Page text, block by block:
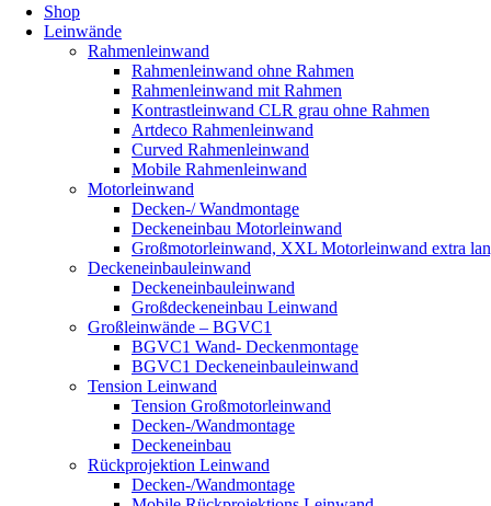
Shop
Leinwände
Rahmenleinwand
Rahmenleinwand ohne Rahmen
Rahmenleinwand mit Rahmen
Kontrastleinwand CLR grau ohne Rahmen
Artdeco Rahmenleinwand
Curved Rahmenleinwand
Mobile Rahmenleinwand
Motorleinwand
Decken-/ Wandmontage
Deckeneinbau Motorleinwand
Großmotorleinwand, XXL Motorleinwand extra
Deckeneinbauleinwand
Deckeneinbauleinwand
Großdeckeneinbau Leinwand
Großleinwände – BGVC1
BGVC1 Wand- Deckenmontage
BGVC1 Deckeneinbauleinwand
Tension Leinwand
Tension Großmotorleinwand
Decken-/Wandmontage
Deckeneinbau
Rückprojektion Leinwand
Decken-/Wandmontage